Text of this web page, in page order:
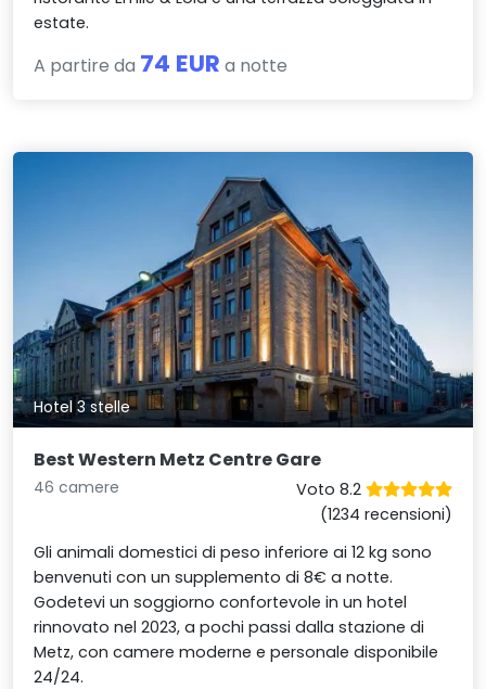
estate.
A partire da 74 EUR a notte
Hotel 3 stelle
Best Western Metz Centre Gare
46 camere
Voto 8.2
(1234 recensioni)
Gli animali domestici di peso inferiore ai 12 kg sono
benvenuti con un supplemento di 8€ a notte.
Godetevi un soggiorno confortevole in un hotel
rinnovato nel 2023, a pochi passi dalla stazione di
Metz, con camere moderne e personale disponibile
24/24.